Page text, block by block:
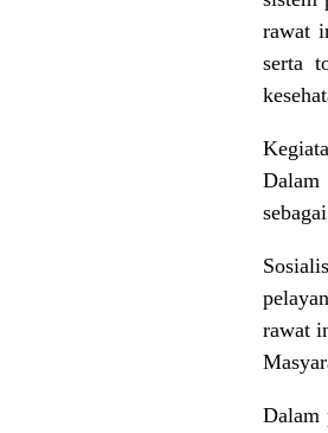
rawat
serta
Dalam
rawat
Dalam